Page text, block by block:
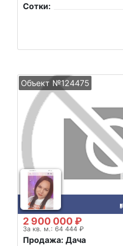
Сотки:
Объект №124475
2 900 000 ₽
За кв. м.: 64 444 ₽
Продажа: Дача